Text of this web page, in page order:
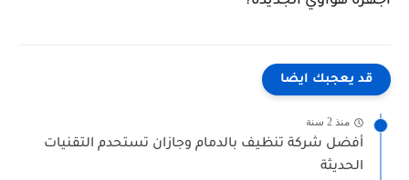
قد يعجبك ايضا
منذ 2 سنة
أفضل شركة تنظيف بالدمام وجازان تستحدم التقنيات
الحديثة